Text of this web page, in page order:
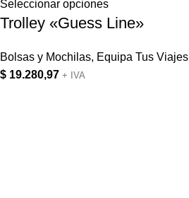
Seleccionar opciones
Trolley «Guess Line»
Bolsas y Mochilas, Equipa Tus Viajes
$ 19.280,97 + IVA